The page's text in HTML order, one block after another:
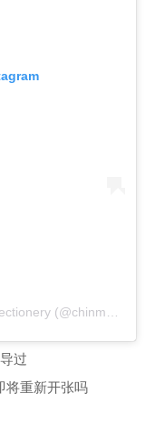
过
将重新开张吗